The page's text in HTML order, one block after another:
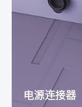
电源连接器